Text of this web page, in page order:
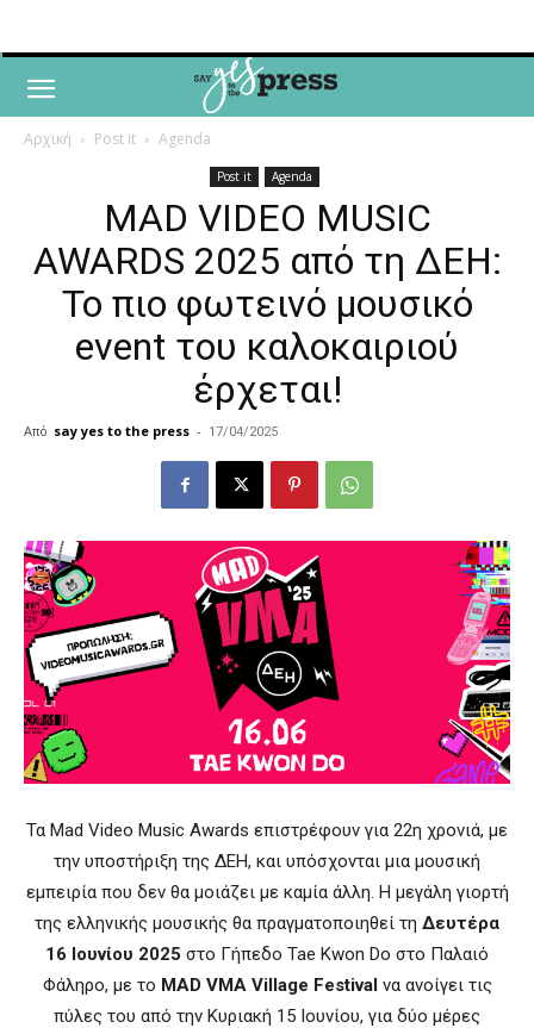
Αρχική Post it Agenda
Post it Agenda
MAD VIDEO MUSIC
AWARDS 2025 από τη ΔΕΗ:
Το πιο φωτεινό μουσικό
event του καλοκαιριού
έρχεται!
Από say yes to the press - 17/04/2025
Τα Mad Video Music Awards επιστρέφουν για 22η χρονιά, με
την υποστήριξη της ΔΕΗ, και υπόσχονται μια μουσική
εμπειρία που δεν θα μοιάζει με καμία άλλη. Η μεγάλη γιορτή
της ελληνικής μουσικής θα πραγματοποιηθεί τη Δευτέρα
16 Ιουνίου 2025 στο Γήπεδο Tae Kwon Do στο Παλαιό
Φάληρο, με το MAD VMA Village Festivalνα ανοίγει τις
πύλες του από την Κυριακή 15 Ιουνίου, για δύο μέρες